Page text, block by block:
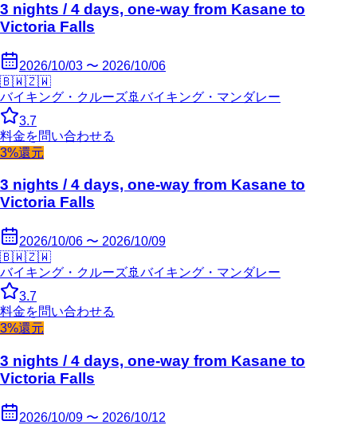
3 nights / 4 days, one-way from Kasane to
Victoria Falls
2026/10/03 〜 2026/10/06
🇧🇼🇿🇼
バイキング・クルーズ🚢 バイキング・マンダレー
3.7
料金を問い合わせる
3%還元
3 nights / 4 days, one-way from Kasane to
Victoria Falls
2026/10/06 〜 2026/10/09
🇧🇼🇿🇼
バイキング・クルーズ🚢 バイキング・マンダレー
3.7
料金を問い合わせる
3%還元
3 nights / 4 days, one-way from Kasane to
Victoria Falls
2026/10/09 〜 2026/10/12